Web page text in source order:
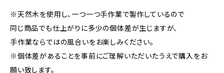
※天然木を使用し、一つ一つ手作業で製作しているので
同じ商品でも仕上がりに多少の個体差が生じますが、
手作業ならではの風合いをお楽しみください。
※個体差があることを事前にご理解いただいたうえで購入をお
願い致します。